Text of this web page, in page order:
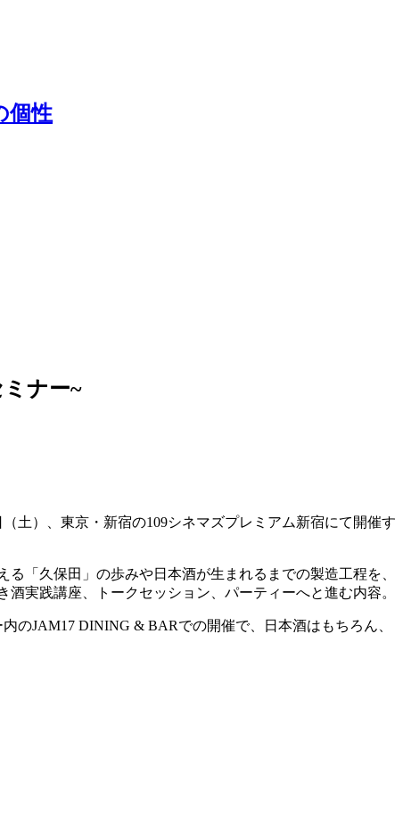
個性
ナー~
土）、東京・新宿の109シネマズプレミアム新宿にて開催す
「久保田」の歩みや日本酒が生まれるまでの製造工程を、
実践講座、トークセッション、パーティーへと進む内容。
のJAM17 DINING & BARでの開催で、日本酒はもちろん、